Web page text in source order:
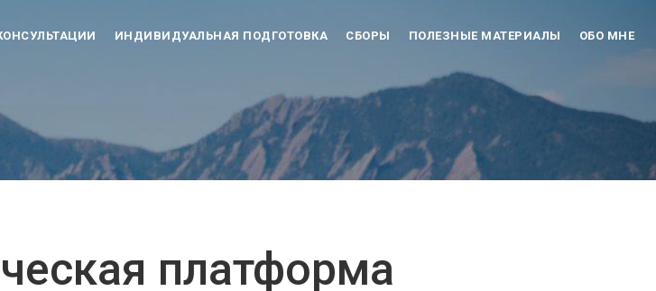
ИНДИВИДУАЛЬНАЯ ПОДГОТОВКА СБОРЫ ПОЛЕЗНЫЕ МАТЕРИАЛЫ ОБО МНЕ
платформа